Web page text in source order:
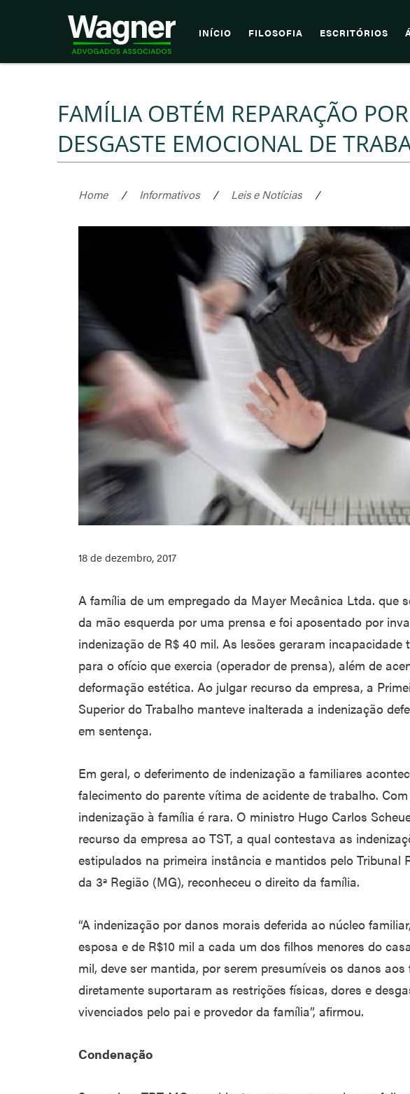
INÍCIO FILOSOFIA ESCRITÓRIOS
FAMÍLIA OBTÉM REPARAÇÃO
DESGASTE EMOCIONAL DE
Home / Informativos / Leis e Notícias /
18 de dezembro, 2017
A família de um empregado da Mayer Mecânica Ltda. que
da mão esquerda por uma prensa e foi aposentado por
indenização de R$ 40 mil. As lesões geraram incapacidade
para o ofício que exercia (operador de prensa), além de
deformação estética. Ao julgar recurso da empresa, a
Superior do Trabalho manteve inalterada a indenização
em sentença.
Em geral, o deferimento de indenização a familiares
falecimento do parente vítima de acidente de trabalho.
indenização à família é rara. O ministro Hugo Carlos
recurso da empresa ao TST, a qual contestava as
estipulados na primeira instância e mantidos pelo Tribunal
da 3ª Região (MG), reconheceu o direito da família.
“A indenização por danos morais deferida ao núcleo
esposa e de R$10 mil a cada um dos filhos menores do
mil, deve ser mantida, por serem presumíveis os danos
diretamente suportaram as restrições físicas, dores e
vivenciados pelo pai e provedor da família”, afirmou.
Condenação